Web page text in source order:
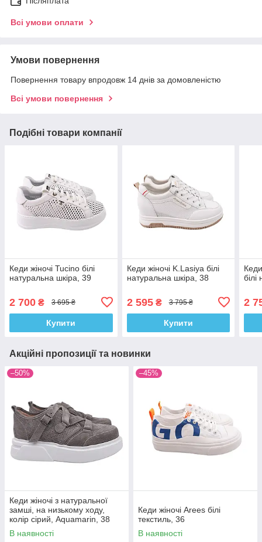
Всі умови оплати
Умови повернення
Повернення товару впродовж 14 днів за домовленістю
Всі умови повернення
Подібні товари компанії
Кеди жіночі Tucino білі
натуральна шкіра, 39
2 700 ₴ 3 695 ₴
Купити
Кеди жіночі K.Lasiya білі
натуральна шкіра, 38
2 595₴ 3 795 ₴
Купити
2
Акційні пропозиції та новинки
–50%
Кеди жіночі з натуральної
замші, на низькому ходу,
колір сірий, Aquamarin, 38
В наявності
–45%
Кеди жіночі Arees білі
текстиль, 36
В наявності